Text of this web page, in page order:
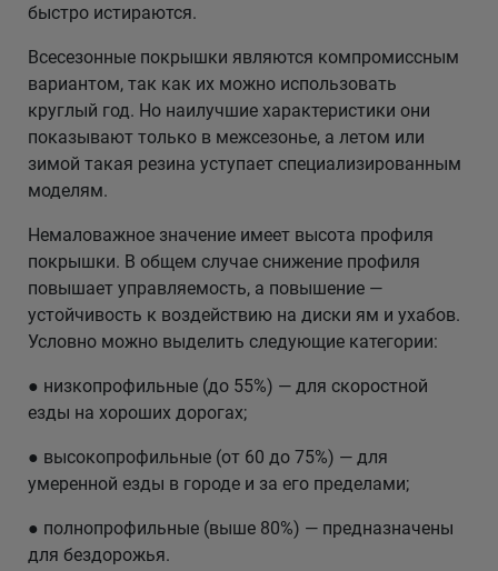
быстро истираются.
Всесезонные покрышки являются компромиссным
вариантом, так как их можно использовать
круглый год. Но наилучшие характеристики они
показывают только в межсезонье, а летом или
зимой такая резина уступает специализированным
моделям.
Немаловажное значение имеет высота профиля
покрышки. В общем случае снижение профиля
повышает управляемость, а повышение —
устойчивость к воздействию на диски ям и ухабов.
Условно можно выделить следующие категории:
● низкопрофильные (до 55%) — для скоростной
езды на хороших дорогах;
● высокопрофильные (от 60 до 75%) — для
умеренной езды в городе и за его пределами;
● полнопрофильные (выше 80%) — предназначены
для бездорожья.